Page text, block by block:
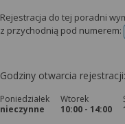
Rejestracja do tej poradni
z przychodnią pod numerem:
Godziny otwarcia rejestracji:
Poniedziałek
nieczynne
Wtorek
10:00 - 14:00